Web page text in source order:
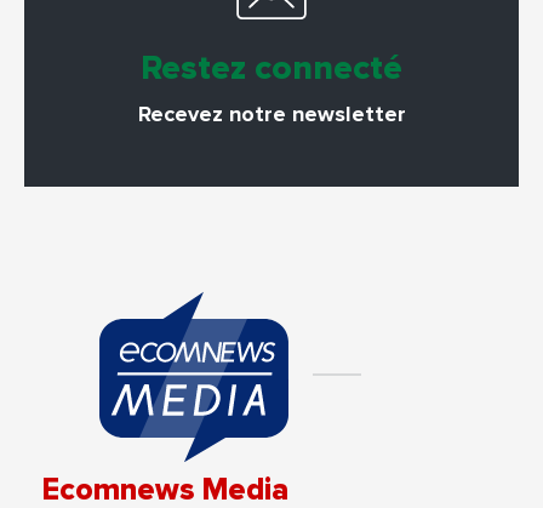
Restez connecté
Recevez notre newsletter
Ecomnews Media